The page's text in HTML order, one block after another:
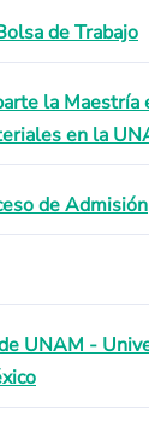
de Trabajo
la Maestría
en la
de Admisión
UNAM -